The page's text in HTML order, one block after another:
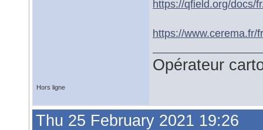
https://qfield.org/docs/
https://
Opérateur
Hors ligne
Thu 25 February 2021 19:26